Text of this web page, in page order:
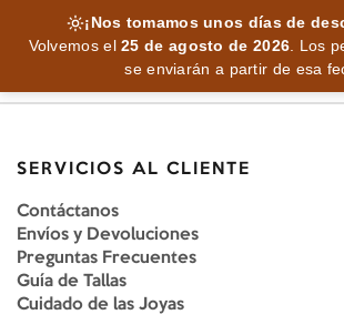
¡Nos tomamos unos días de
Volvemos el25 de agosto de 2026. Los
se enviarán a partir de esa
SERVICIOS AL CLIENTE
Contáctanos
Envíos y Devoluciones
Preguntas Frecuentes
Guía de Tallas
Cuidado de las Joyas